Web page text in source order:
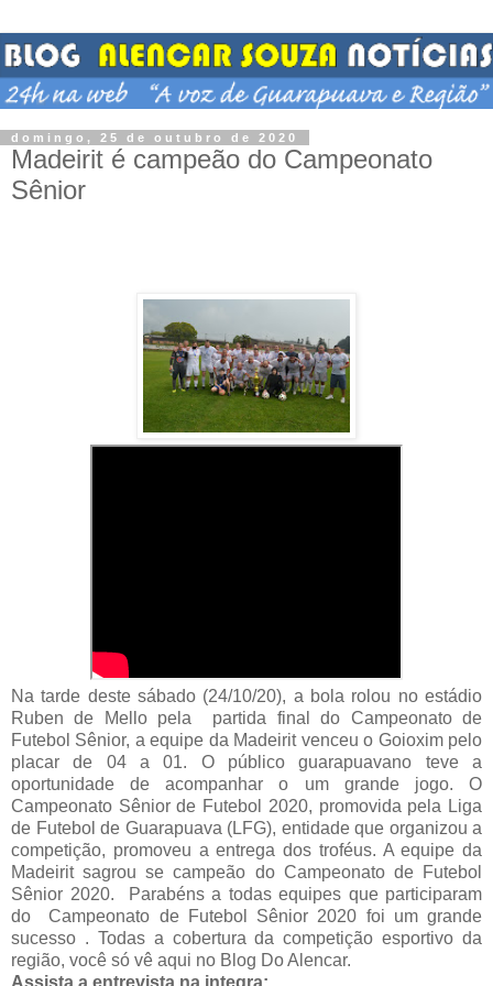
domingo, 25 de outubro de 2020
Madeirit é campeão do Campeonato
Sênior
Na tarde deste sábado (24/10/20), a bola rolou no estádio
Ruben de Mello pela partida final do Campeonato de
Futebol Sênior, a equipe da Madeirit venceu o Goioxim pelo
placar de 04 a 01. O público guarapuavano teve a
oportunidade de acompanhar o um grande jogo. O
Campeonato Sênior de Futebol 2020, promovida pela Liga
de Futebol de Guarapuava (LFG), entidade que organizou a
competição, promoveu a entrega dos troféus. A equipe da
Madeirit sagrou se campeão do Campeonato de Futebol
Sênior 2020. Parabéns a todas equipes que participaram
do Campeonato de Futebol Sênior 2020 foi um grande
sucesso . Todas a cobertura da competição esportivo da
região, você só vê aqui no Blog Do Alencar.